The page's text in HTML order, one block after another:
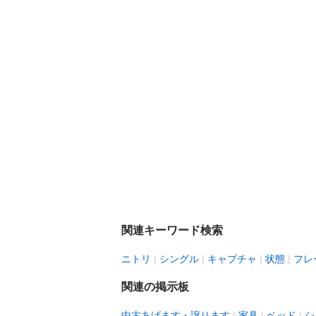
関連キーワード検索
ニトリ シングル キャプチャ 状態 フレ
関連の掲示板